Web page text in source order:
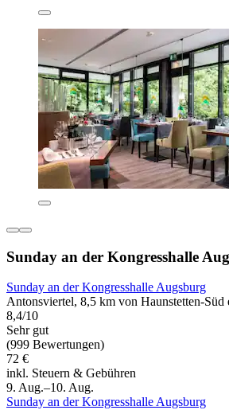
Sunday an der Kongresshalle
Sunday an der Kongresshalle Augsburg
Antonsviertel, 8,5 km von Haunstetten-Süd
8,4/10
Sehr gut
(999 Bewertungen)
72 €
inkl. Steuern & Gebühren
9. Aug.–10. Aug.
Sunday an der Kongresshalle Augsburg